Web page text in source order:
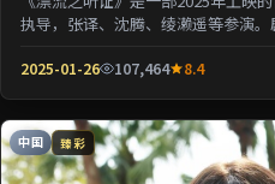
执导，张译、沈腾、绫濑遥等参演
2025-01-26 107,464 8.4
中国 臻彩